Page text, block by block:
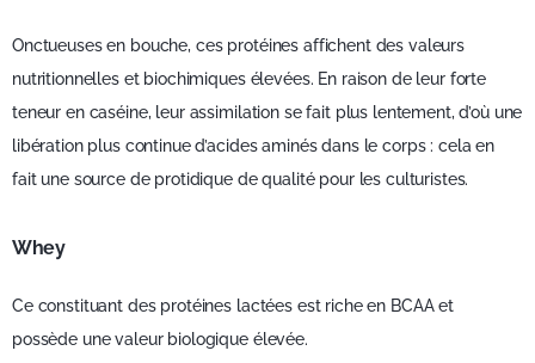
Onctueuses en bouche, ces protéines affichent des valeurs
nutritionnelles et biochimiques élevées. En raison de leur forte
teneur en caséine, leur assimilation se fait plus lentement, d’où une
libération plus continue d’acides aminés dans le corps : cela en
fait une source de protidique de qualité pour les culturistes.
Whey
Ce constituant des protéines lactées est riche en BCAA et
possède une valeur biologique élevée.